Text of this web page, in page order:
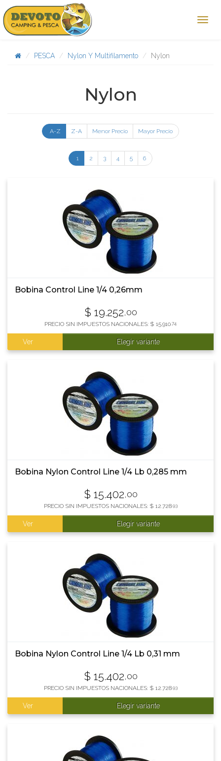
PESCA Nylon Y Multifilamento Nylon
Nylon
A-Z Z-A Menor Precio Mayor Precio
1 2 3 4 5 6
Bobina Control Line 1/4 0,26mm
$ 19.252,00
PRECIO SIN IMPUESTOS NACIONALES: $ 15.910,74
Ver Elegir variante
Bobina Nylon Control Line 1/4 Lb 0,285 mm
$ 15.402,00
PRECIO SIN IMPUESTOS NACIONALES: $ 12.728,93
Ver Elegir variante
Bobina Nylon Control Line 1/4 Lb 0,31 mm
$ 15.402,00
PRECIO SIN IMPUESTOS NACIONALES: $ 12.728,93
Ver Elegir variante